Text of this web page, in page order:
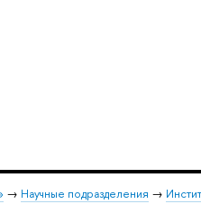
→ Научные подразделения →